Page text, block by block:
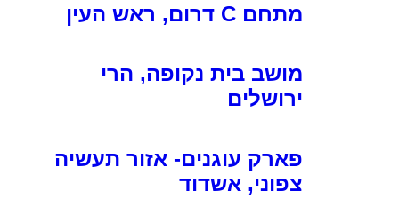
מתחם C דרום, ראש העין
מושב בית נקופה, הרי
ירושלים
פארק עוגנים- אזור תעשיה
צפוני, אשדוד